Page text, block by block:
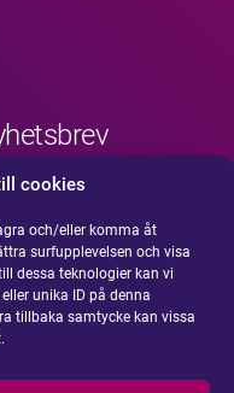
cookies
och/eller komma åt
surfupplevelsen och visa
dessa teknologier kan vi
unika ID på denna
tillbaka samtycke kan vissa